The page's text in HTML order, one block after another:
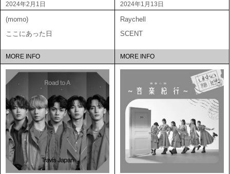
2024年2月1日
(momo)
ここにあった日
MORE INFO
2024年1月13日
Raychell
SCENT
MORE INFO